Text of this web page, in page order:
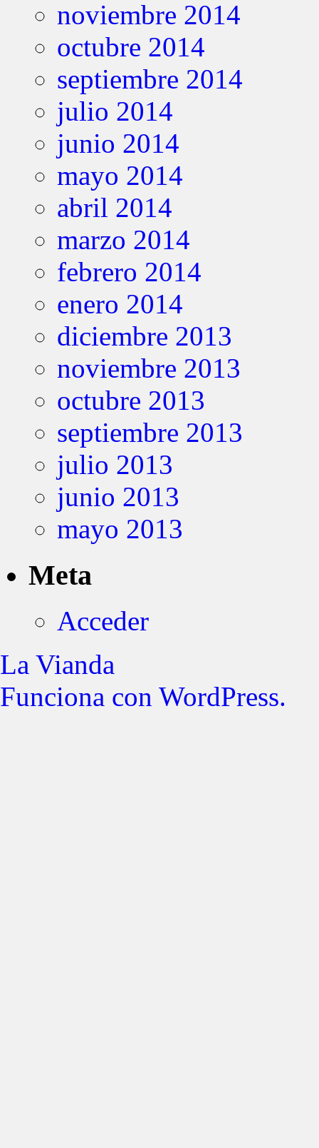
noviembre 2014
octubre 2014
septiembre 2014
julio 2014
junio 2014
mayo 2014
abril 2014
marzo 2014
febrero 2014
enero 2014
diciembre 2013
noviembre 2013
octubre 2013
septiembre 2013
julio 2013
junio 2013
mayo 2013
Meta
Acceder
La Vianda
Funciona con WordPress.